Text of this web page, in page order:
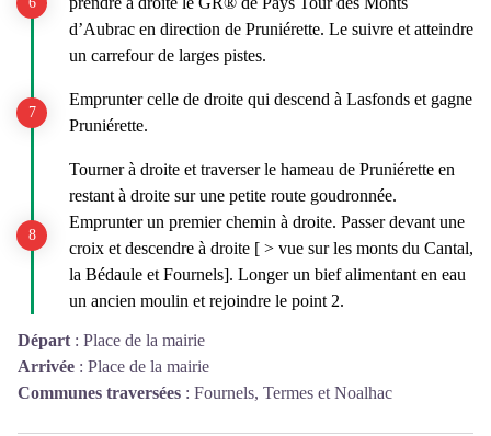
d’Aubrac en direction de Pruniérette. Le suivre et atteindre
un carrefour de larges pistes.
Emprunter celle de droite qui descend à Lasfonds et gagne
Pruniérette.
Tourner à droite et traverser le hameau de Pruniérette en
restant à droite sur une petite route goudronnée.
Emprunter un premier chemin à droite. Passer devant une
croix et descendre à droite [ > vue sur les monts du Cantal,
la Bédaule et Fournels]. Longer un bief alimentant en eau
un ancien moulin et rejoindre le point 2.
Départ : Place de la mairie
Arrivée : Place de la mairie
Communes traversées : Fournels, Termes et Noalhac